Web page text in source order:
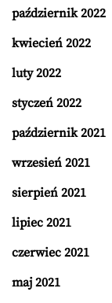
październik 2022
kwiecień 2022
luty 2022
styczeń 2022
październik 2021
wrzesień 2021
sierpień 2021
lipiec 2021
czerwiec 2021
maj 2021